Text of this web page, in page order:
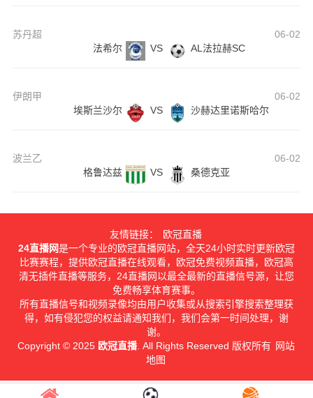
苏丹超
06-02
法希尔
VS AL法拉赫SC
伊朗甲
06-02
埃斯兰沙尔
VS 沙赫达里诺斯哈尔
波兰乙
06-02
格鲁达兹
VS 桑德克亚
友情链接：
欧冠直播
24直播网是一个专业的欧冠直播网站，全天24小时实时更新欧冠
比赛赛程，提供欧冠直播在线观看，欧冠免费视频直播，欧冠高
清无插件直播等服务，24直播网以最全最新的直播信号源，让您
免费畅享体育赛事。
所有直播信号和视频录像均由用户收集或从搜索引擎搜索整理获
得，如有侵犯您的权益请通知我们，我们会第一时间处理，谢
谢。
Copyright © 2025 欧冠直播. All Rights Reserved 版权所有 网站
地图